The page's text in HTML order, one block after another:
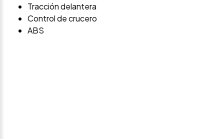
Tracción delantera
Control de crucero
ABS